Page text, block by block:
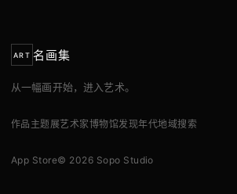
ART 名画集
从一幅画开始，进入艺术。
作品 主题展艺术家博物馆发现年代地域搜索
App Store© 2026 Sopo Studio